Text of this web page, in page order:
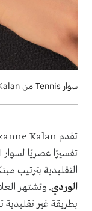
سوار Tennis من Suzanne Kalan
تفسيرًا عصريًا
التقليدية بترتيب
الوردي. وتشتهر
بطريقة غير